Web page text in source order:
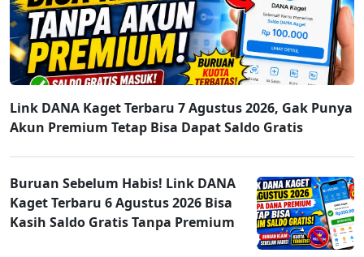
Link DANA Kaget Terbaru 7 Agustus 2026, Gak Punya
Akun Premium Tetap Bisa Dapat Saldo Gratis
Buruan Sebelum Habis! Link DANA
Kaget Terbaru 6 Agustus 2026 Bisa
Kasih Saldo Gratis Tanpa Premium